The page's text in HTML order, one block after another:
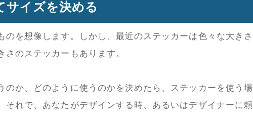
イズを決める
のを想像します。しかし、最近のステッカーは色々な大きさ
のステッカーもあります。
のか、どのように使うのかを決めたら、ステッカーを使う場
それで、あなたがデザインする時、あるいはデザイナーに頼